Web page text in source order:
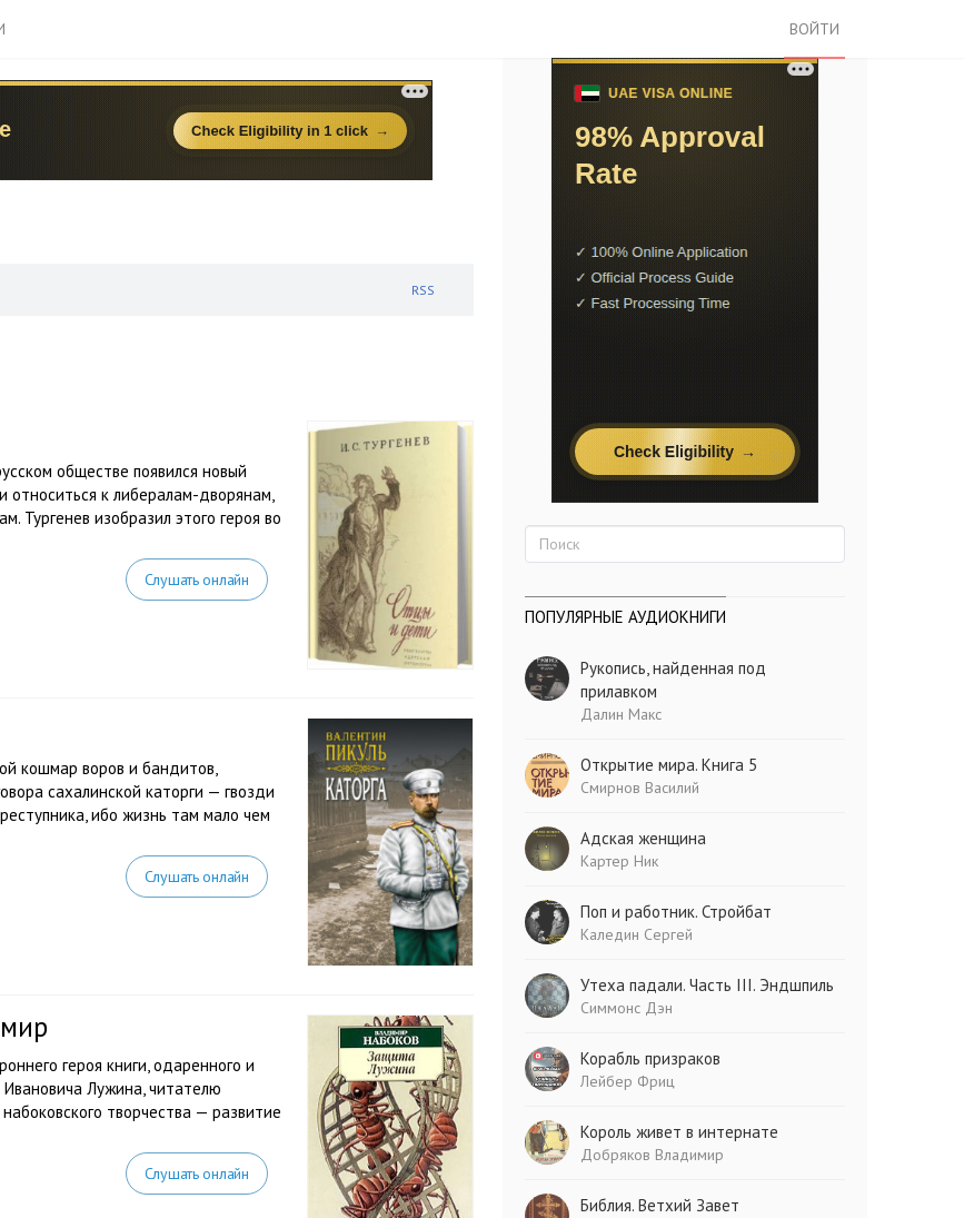
ВОЙТИ
RSS
обществе появился новый
относиться к либералам-дворянам,
Тургенев изобразил этого героя во
Слушать онлайн
кошмар воров и бандитов,
сахалинской каторги — гвозди
ибо жизнь там мало чем
Слушать онлайн
героя книги, одаренного и
Лужина, читателю
творчества — развитие
Слушать онлайн
ПОПУЛЯРНЫЕ АУДИОКНИГИ
Рукопись, найденная под
прилавком
Далин Макс
Открытие мира. Книга 5
Смирнов Василий
Адская женщина
Картер Ник
Поп и работник. Стройбат
Каледин Сергей
Утеха падали. Часть III. Эндшпиль
Симмонс Дэн
Корабль призраков
Лейбер Фриц
Король живет в интернате
Добряков Владимир
Библия. Ветхий Завет